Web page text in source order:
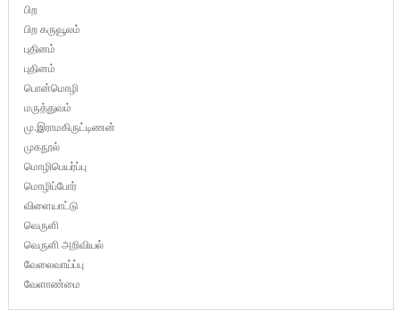
பிற
பிற கருவூலம்
புதினம்
புதினம்
பொன்மொழி
மருத்துவம்
மு.இராமகிருட்டிணன்
முகநூல்
மொழிபெயர்ப்பு
மொழிப்போர்
விளையாட்டு
வெருளி
வெருளி அறிவியல்
வேலைவாய்ப்பு
வேளாண்மை